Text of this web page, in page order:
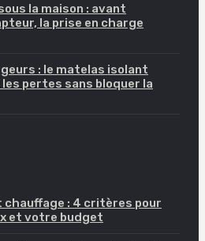
la maison : avant
la prise en charge
: le matelas isolant
pertes sans bloquer la
chauffage : 4 critères pour
et votre budget